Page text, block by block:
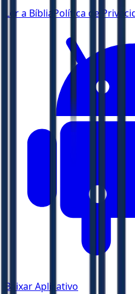
Ler a Bíblia Política de
Baixar Aplicativo